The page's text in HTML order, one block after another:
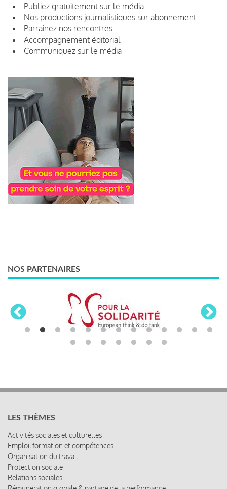
Publiez gratuitement sur le média
Nos productions journalistiques sur abonnement
Parrainez nos rencontres
Accompagnement éditorial
Communiquez sur le média
NOS PARTENAIRES
LES THÈMES
Activités sociales et culturelles
Emploi, formation et compétences
Organisation du travail
Protection sociale
Relations sociales